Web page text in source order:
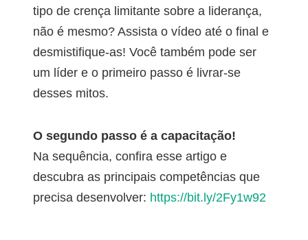
tipo de crença limitante sobre a liderança,
não é mesmo? Assista o vídeo até o final e
desmistifique-as! Você também pode ser
um líder e o primeiro passo é livrar-se
desses mitos.
O segundo passo é a capacitação!
Na sequência, confira esse artigo e
descubra as principais competências que
precisa desenvolver: https://bit.ly/2Fy1w92